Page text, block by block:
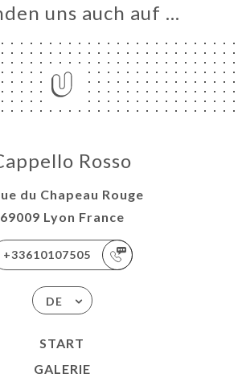
uns auch auf …
Rosso
du Chapeau Rouge
69009 Lyon France
+33610107505
DE
START
GALERIE